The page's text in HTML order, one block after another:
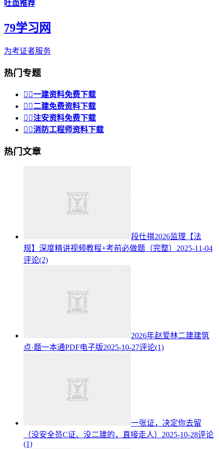
吐血推荐
79学习网
为考证者服务
热门专题
 一建资料免费下载
 二建免费资料下载
 注安资料免费下载
 消防工程师资料下载
热门文章
段仕祺2026监理【法
规】深度精讲视频教程+考前必做题（完整） 2025-11-04
评论(2)
2026年赵爱林二建建筑
点·题一本通PDF电子版2025-10-27评论(1)
一张证，决定你去留
（没安全员C证、没二建的，直接走人） 2025-10-28评论
(1)